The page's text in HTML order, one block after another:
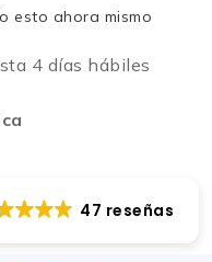
esto ahora mismo
4 días hábiles
47 reseñas